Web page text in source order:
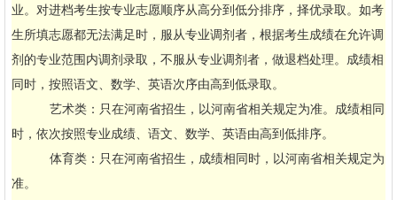
业。对进档考生按专业志愿顺序从高分到低分排序，择优录取。如考
生所填志愿都无法满足时，服从专业调剂者，根据考生成绩在允许调
剂的专业范围内调剂录取，不服从专业调剂者，做退档处理。成绩相
同时，按照语文、数学、英语次序由高到低录取。
艺术类：只在河南省招生，以河南省相关规定为准。成绩相同
时，依次按照专业成绩、语文、数学、英语由高到低排序。
体育类：只在河南省招生，成绩相同时，以河南省相关规定为
准。